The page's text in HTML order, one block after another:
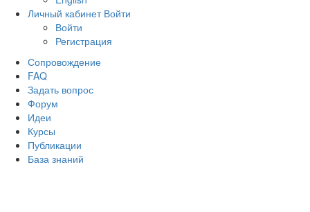
Личный кабинет Войти
Войти
Регистрация
Сопровождение
FAQ
Задать вопрос
Форум
Идеи
Курсы
Публикации
База знаний